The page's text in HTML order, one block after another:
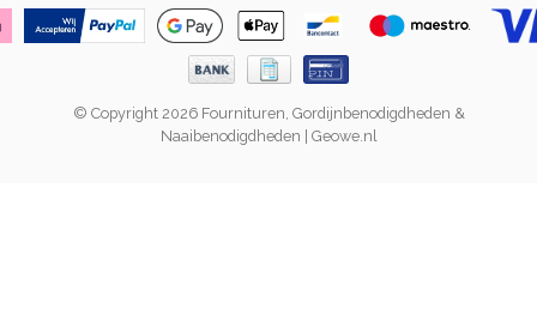
© Copyright 2026 Fournituren, Gordijnbenodigdheden &
Naaibenodigdheden | Geowe.nl